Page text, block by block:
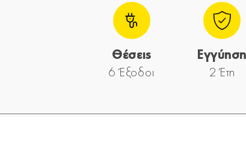
Θέσεις
6 Έξοδοι
Εγγύηση
2 Έτη